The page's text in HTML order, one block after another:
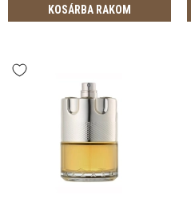
KOSÁRBA RAKOM